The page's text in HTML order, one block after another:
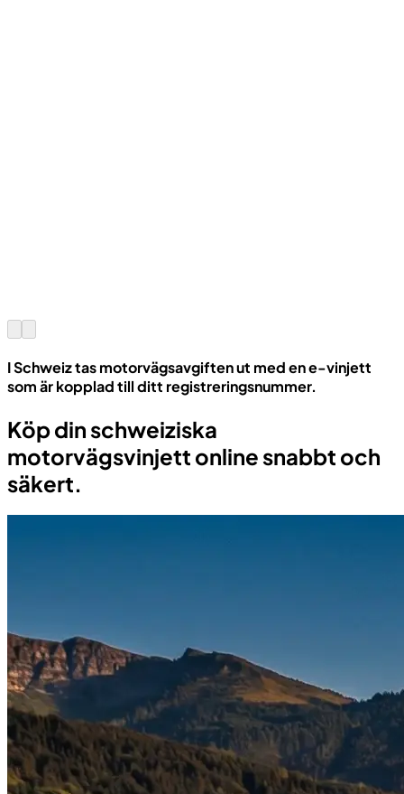
I Schweiz tas motorvägsavgiften ut med en e-vinjett
som är kopplad till ditt registreringsnummer.
Köp din schweiziska
motorvägsvinjett online snabbt och
säkert.